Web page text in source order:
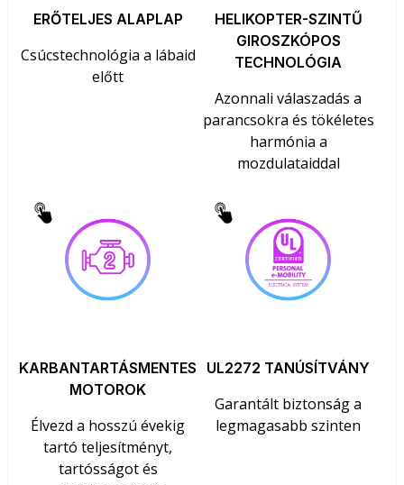
ERŐTELJES ALAPLAP
Csúcstechnológia a lábaid
előtt
HELIKOPTER-SZINTŰ
GIROSZKÓPOS
TECHNOLÓGIA
Azonnali válaszadás a
parancsokra és tökéletes
harmónia a
mozdulataiddal
KARBANTARTÁSMENTES
MOTOROK
Élvezd a hosszú évekig
tartó teljesítményt,
tartósságot és
UL2272 TANÚSÍTVÁNY
Garantált biztonság a
legmagasabb szinten